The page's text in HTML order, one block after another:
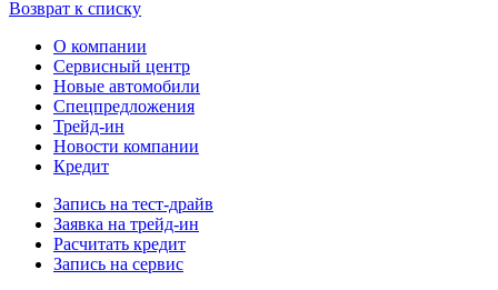
Возврат к списку
О компании
Сервисный центр
Новые автомобили
Cпецпредложения
Трейд-ин
Новости компании
Кредит
Запись на тест-драйв
Заявка на трейд-ин
Расчитать кредит
Запись на сервис